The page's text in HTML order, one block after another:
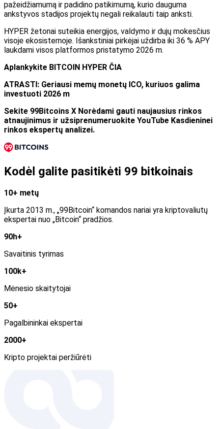
pažeidžiamumą ir padidino patikimumą, kurio dauguma
ankstyvos stadijos projektų negali reikalauti taip anksti.
HYPER žetonai suteikia energijos, valdymo ir dujų mokesčius
visoje ekosistemoje. Išankstiniai pirkėjai uždirba iki 36 % APY
laukdami visos platformos pristatymo 2026 m.
Aplankykite BITCOIN HYPER ČIA
ATRASTI: Geriausi memų monetų ICO, kuriuos galima
investuoti 2026 m
Sekite 99Bitcoins X Norėdami gauti naujausius rinkos
atnaujinimus ir užsiprenumeruokite YouTube Kasdieninei
rinkos ekspertų analizei.
Kodėl galite pasitikėti 99 bitkoinais
10+ metų
Įkurta 2013 m., „99Bitcoin“ komandos nariai yra kriptovaliutų
ekspertai nuo „Bitcoin“ pradžios.
90h+
Savaitinis tyrimas
100k+
Mėnesio skaitytojai
50+
Pagalbininkai ekspertai
2000+
Kripto projektai peržiūrėti